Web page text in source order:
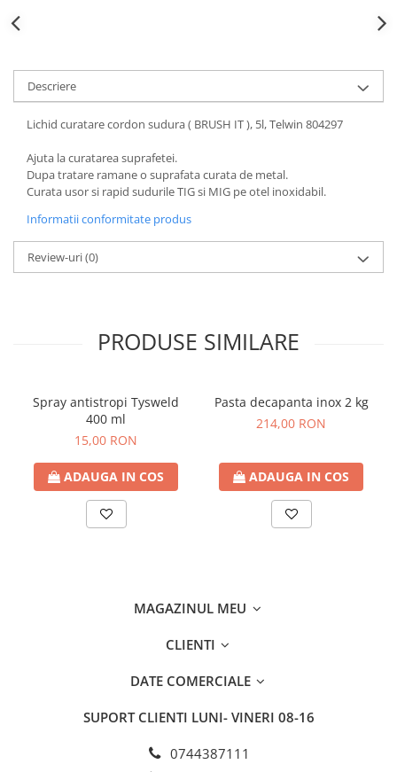
Descriere
Lichid curatare cordon sudura ( BRUSH IT ), 5l, Telwin 804297
Ajuta la curatarea suprafetei.
Dupa tratare ramane o suprafata curata de metal.
Curata usor si rapid sudurile TIG si MIG pe otel inoxidabil.
Informatii conformitate produs
Review-uri(0)
PRODUSE SIMILARE
Spray antistropi Tysweld
400 ml
15,00 RON
ADAUGA IN COS
Pasta decapanta inox 2 kg
214,00 RON
ADAUGA IN COS
MAGAZINUL MEU
CLIENTI
DATE COMERCIALE
SUPORT CLIENTI LUNI- VINERI 08-16
0744387111